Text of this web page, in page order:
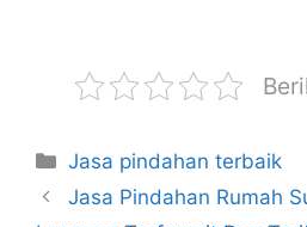
Jasa pindahan terbaik
Jasa Pindahan Rumah